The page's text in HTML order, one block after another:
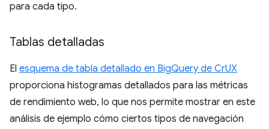
para cada tipo.
Tablas detalladas
El esquema de tabla detallado en BigQuery de CrUX
proporciona histogramas detallados para las métricas
de rendimiento web, lo que nos permite mostrar en este
análisis de ejemplo cómo ciertos tipos de navegación